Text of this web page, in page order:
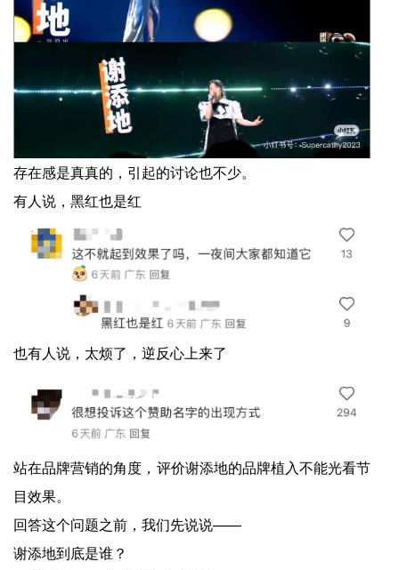
存在感是真真的，引起的讨论也不少。
有人说，黑红也是红
也有人说，太烦了，逆反心上来了
站在品牌营销的角度，评价谢添地的品牌植入不能光看节
目效果。
回答这个问题之前，我们先说说——
谢添地到底是谁？